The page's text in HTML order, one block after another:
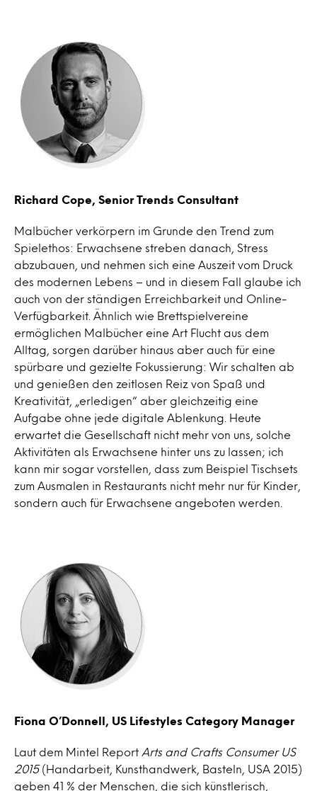
Richard Cope, Senior Trends Consultant
Malbücher verkörpern im Grunde den Trend zum
Spielethos: Erwachsene streben danach, Stress
abzubauen, und nehmen sich eine Auszeit vom Druck
des modernen Lebens – und in diesem Fall glaube ich
auch von der ständigen Erreichbarkeit und Online-
Verfügbarkeit. Ähnlich wie Brettspielvereine
ermöglichen Malbücher eine Art Flucht aus dem
Alltag, sorgen darüber hinaus aber auch für eine
spürbare und gezielte Fokussierung: Wir schalten ab
und genießen den zeitlosen Reiz von Spaß und
Kreativität, „erledigen“ aber gleichzeitig eine
Aufgabe ohne jede digitale Ablenkung. Heute
erwartet die Gesellschaft nicht mehr von uns, solche
Aktivitäten als Erwachsene hinter uns zu lassen; ich
kann mir sogar vorstellen, dass zum Beispiel Tischsets
zum Ausmalen in Restaurants nicht mehr nur für Kinder,
sondern auch für Erwachsene angeboten werden.
Fiona O’Donnell, US Lifestyles Category Manager
Laut dem Mintel Report Arts and Crafts Consumer US
2015(Handarbeit, Kunsthandwerk, Basteln, USA 2015)
geben 41 % der Menschen, die sich künstlerisch,